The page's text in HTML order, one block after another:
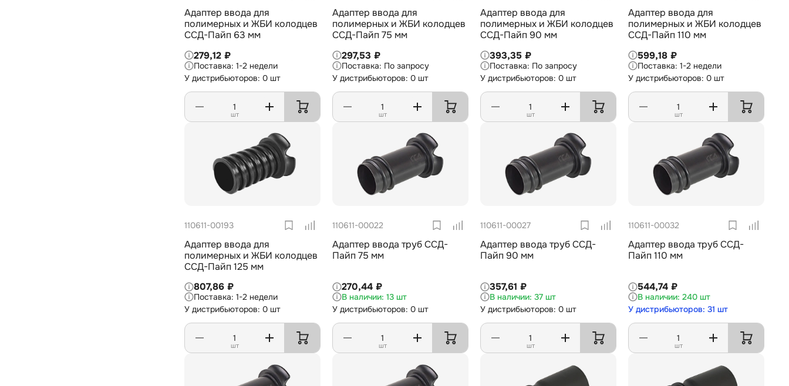
Адаптер ввода для
полимерных и ЖБИ колодцев
ССД-Пайп 63 мм
279,12 ₽
1-2 недели
У дистрибьюторов: 0 шт
шт
Адаптер ввода для
полимерных и ЖБИ колодцев
ССД-Пайп 75 мм
297,53 ₽
По запросу
У дистрибьюторов: 0 шт
шт
Адаптер ввода для
полимерных и ЖБИ колодцев
ССД-Пайп 90 мм
393,35 ₽
По запросу
У дистрибьюторов: 0 шт
шт
Адаптер ввода для
полимерных и ЖБИ колодцев
ССД-Пайп 110 мм
599,18 ₽
1-2 недели
У дистрибьюторов: 0 шт
шт
110611-00193
Адаптер ввода для
полимерных и ЖБИ колодцев
ССД-Пайп 125 мм
807,86 ₽
1-2 недели
У дистрибьюторов: 0 шт
шт
110611-00022
Адаптер ввода труб ССД-
Пайп 75 мм
270,44 ₽
13 шт
У дистрибьюторов: 0 шт
шт
110611-00027
Адаптер ввода труб ССД-
Пайп 90 мм
357,61 ₽
37 шт
У дистрибьюторов: 0 шт
шт
110611-00032
Адаптер ввода труб ССД-
Пайп 110 мм
544,74 ₽
240 шт
У дистрибьюторов: 31 шт
шт